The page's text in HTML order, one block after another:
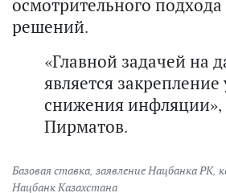
осмотрительного
решений.
«Главной задачей на
является
снижения
Пирматов.
Базовая ставка, заявление Нацбанка РК,
Нацбанк Казахстана